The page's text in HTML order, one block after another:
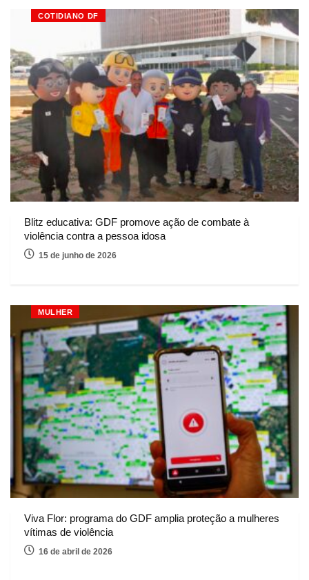
COTIDIANO DF
Blitz educativa: GDF promove ação de combate à
violência contra a pessoa idosa
15 de junho de 2026
MULHER
Viva Flor: programa do GDF amplia proteção a mulheres
vítimas de violência
16 de abril de 2026